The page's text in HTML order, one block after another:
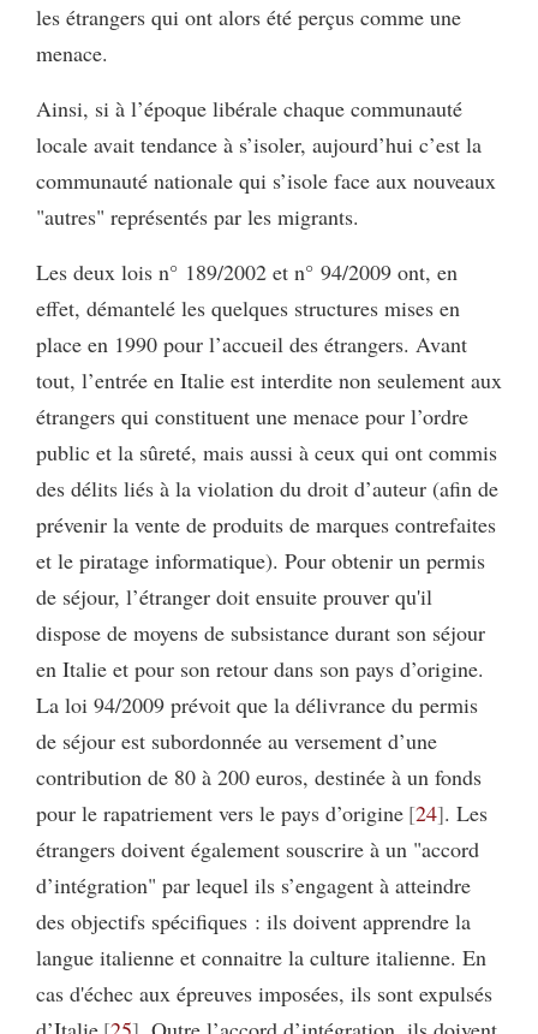
les étrangers qui ont alors été perçus comme une
menace.
Ainsi, si à l’époque libérale chaque communauté
locale avait tendance à s’isoler, aujourd’hui c’est la
communauté nationale qui s’isole face aux nouveaux
"autres" représentés par les migrants.
Les deux lois n° 189/2002 et n° 94/2009 ont, en
effet, démantelé les quelques structures mises en
place en 1990 pour l’accueil des étrangers. Avant
tout, l’entrée en Italie est interdite non seulement aux
étrangers qui constituent une menace pour l’ordre
public et la sûreté, mais aussi à ceux qui ont commis
des délits liés à la violation du droit d’auteur (afin de
prévenir la vente de produits de marques contrefaites
et le piratage informatique). Pour obtenir un permis
de séjour, l’étranger doit ensuite prouver qu'il
dispose de moyens de subsistance durant son séjour
en Italie et pour son retour dans son pays d’origine.
La loi 94/2009 prévoit que la délivrance du permis
de séjour est subordonnée au versement d’une
contribution de 80 à 200 euros, destinée à un fonds
pour le rapatriement vers le pays d’origine 24 . Les
étrangers doivent également souscrire à un "accord
d’intégration" par lequel ils s’engagent à atteindre
des objectifs spécifiques : ils doivent apprendre la
langue italienne et connaitre la culture italienne. En
cas d'échec aux épreuves imposées, ils sont expulsés